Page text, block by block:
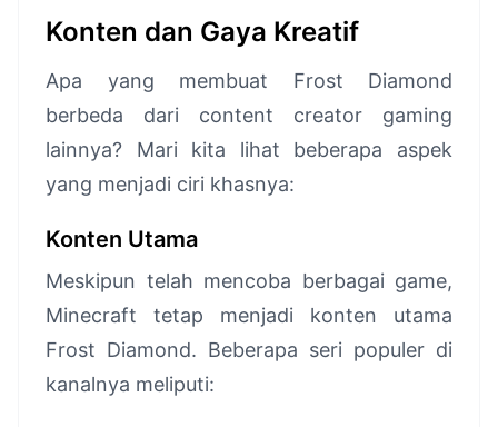
Konten dan Gaya Kreatif
Apa yang membuat Frost Diamond
berbeda dari content creator gaming
lainnya? Mari kita lihat beberapa aspek
yang menjadi ciri khasnya:
Konten Utama
Meskipun telah mencoba berbagai game,
Minecraft tetap menjadi konten utama
Frost Diamond. Beberapa seri populer di
kanalnya meliputi: